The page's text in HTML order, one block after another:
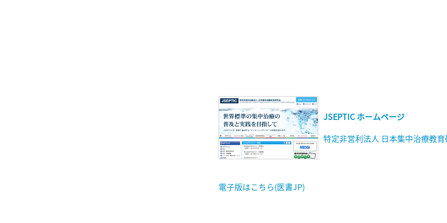
JSEPTIC ホームページ
特定非営利法人 日本集中治療教
電子版はこちら(医書JP)